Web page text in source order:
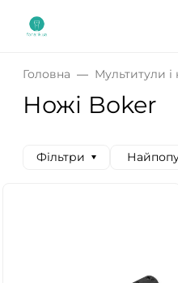
Головна Мультитули і
Ножі Boker
Фільтри